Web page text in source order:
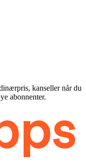
kanseller når du
abonnenter.